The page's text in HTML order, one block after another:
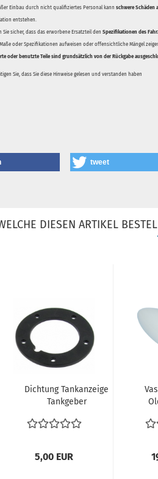
Einbau durch nicht qualifiziertes Personal kann schwere Schäden
entstehen.
Sie sicher, dass das erworbene Ersatzteil den Spezifikationen des
oder Spezifikationen aufweisen oder offensichtliche Mängel
oder benutzte Teile sind grundsätzlich von der Rückgabe
Sie, dass Sie diese Hinweise gelesen und verstanden haben
tweet
DIESEN ARTIKEL
Dichtung Tankanzeige
Tankgeber
5,00 EUR